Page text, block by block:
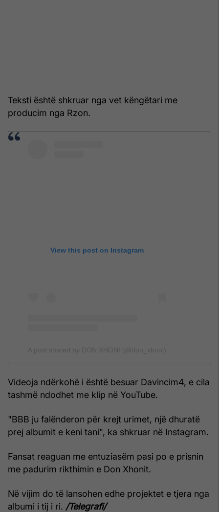
Teksti është shkruar nga vet këngëtari me
producim nga Rzon.
View this post on Instagram
Videoja ndërkohë i është besuar Davincim4, e cila
tashmë ndodhet me klip në YouTube.
"BBB ju falënderon për krejt urimet, një dhuratë
prej albumit e keni tani", ka shkruar në Instagram.
Fansat reaguan me entuziasëm pasi po e prisnin
me padurim rikthimin e Don Xhonit.
Në vijim do të lansohen edhe projektet e tjera nga
albumi i tij i ri. /Telegrafi/